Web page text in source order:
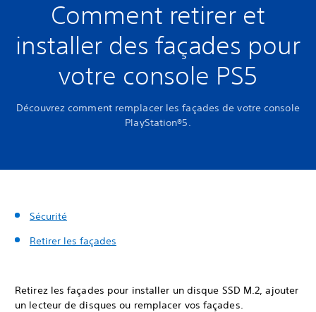
Comment retirer et
installer des façades pour
votre console PS5
Découvrez comment remplacer les façades de votre console
PlayStation®5.
Sécurité
Retirer les façades
Retirez les façades pour installer un disque SSD M.2, ajouter
un lecteur de disques ou remplacer vos façades.